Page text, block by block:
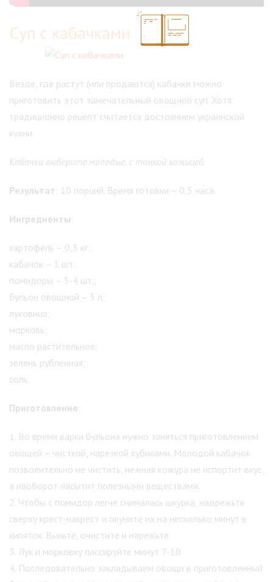
Суп с кабачками
Везде, где растут (или продаются) кабачки можно
приготовить этот замечательный овощной суп. Хотя
традиционно рецепт считается достоянием украинской
кухни.
Кабачки выберите молодые, с тонкой кожицей.
Результат: 10 порций. Время готовки – 0,5 часа.
Ингредиенты:
картофель – 0,5 кг.;
кабачок – 1 шт.;
помидоры – 3-4 шт.;
бульон овощной – 3 л;
луковица;
морковь;
масло растительное;
зелень рубленная;
соль.
Приготовление:
1. Во время варки бульона нужно заняться приготовлением
овощей – чисткой, нарезкой кубиками. Молодой кабачок
позволительно не чистить, нежная кожура не испортит вкус,
а наоборот насытит полезными веществами.
2. Чтобы с помидор легче снималась шкурка, надрежьте
сверху крест-накрест и окуните их на несколько минут в
кипяток. Выньте, очистите и нарежьте.
3. Лук и морковку пассируйте минут 7-10.
4. Последовательно закладываем овощи в приготовленный